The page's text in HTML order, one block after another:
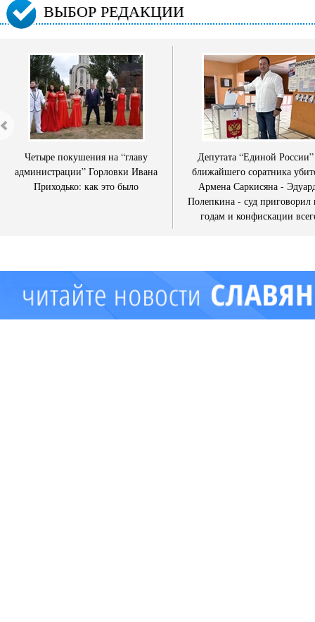
ВЫБОР РЕДАКЦИИ
Четыре покушения на “главу
администрации” Горловки Ивана
Приходько: как это было
Депутата “Единой
ближайшего соратника
Армена Саркисяна -
Полепкина - суд приговорил
годам и конфискации